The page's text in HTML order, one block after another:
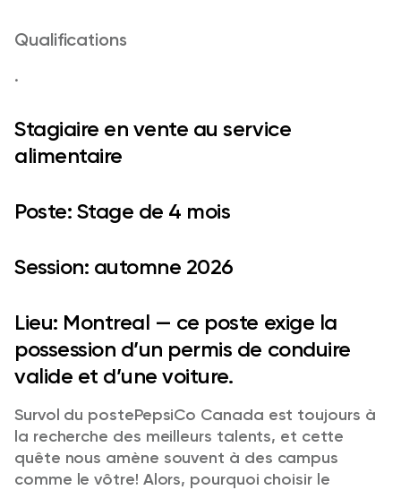
Qualifications
.
Stagiaire en vente au service
alimentaire
Poste: Stage de 4 mois
Session: automne 2026
Lieu: Montreal — ce poste exige la
possession d’un permis de conduire
valide et d’une voiture.
Survol du postePepsiCo Canada est toujours à
la recherche des meilleurs talents, et cette
quête nous amène souvent à des campus
comme le vôtre! Alors, pourquoi choisir le